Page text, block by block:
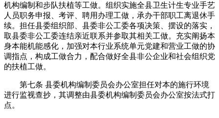
机构编制和步队扶植等工做。组织实施全县卫生计生专业手艺
人员职务申报、考评、聘用办理工做，承办干部职工离退休手
续。担任县委组织部、县委非公工委各项决策、摆设的落实，
取县委非公工委连结亲近联系并参取其相关工做。充实阐扬本
身本能机能感化，加强对本行业系统单元党建和营业工做的协
调指点，构成工做合力，配合做好全县非公企业和社会组织党
的扶植工做。
第七条 县委机构编制委员会办公室担任对本的施行环境
进行监视查抄，其调整由县委机构编制委员会办公室按法式打
点。